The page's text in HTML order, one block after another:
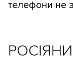
телефони не